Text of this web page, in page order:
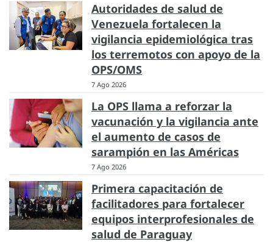
Autoridades de salud de
Venezuela fortalecen la
vigilancia epidemiológica tras
los terremotos con apoyo de la
OPS/OMS
7 Ago 2026
La OPS llama a reforzar la
vacunación y la vigilancia ante
el aumento de casos de
sarampión en las Américas
7 Ago 2026
Primera capacitación de
facilitadores para fortalecer
equipos interprofesionales de
salud de Paraguay